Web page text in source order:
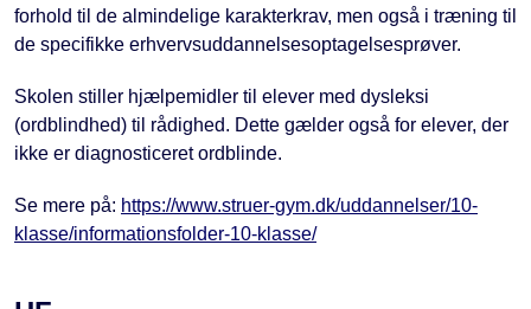
forhold til de almindelige karakterkrav, men også i træning til
de specifikke erhvervsuddannelsesoptagelsesprøver.
Skolen stiller hjælpemidler til elever med dysleksi
(ordblindhed) til rådighed. Dette gælder også for elever, der
ikke er diagnosticeret ordblinde.
Se mere på: https://www.struer-gym.dk/uddannelser/10-
klasse/informationsfolder-10-klasse/